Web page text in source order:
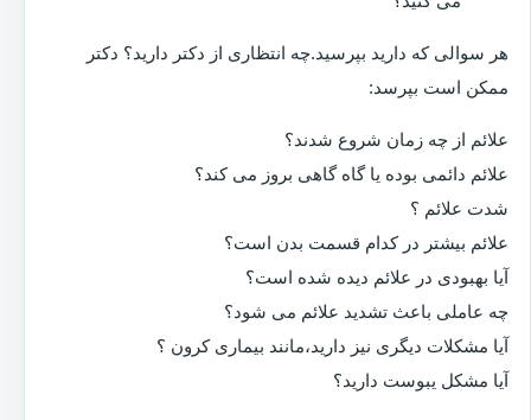
هر سوالی که دارید بپرسید.چه انتظاری از دکتر دارید؟ دکتر
ممکن است بپرسد:
علائم از چه زمان شروع شدند؟
علائم دائمی بوده یا گاه گاهی بروز می کند؟
شدت علائم ؟
علائم بیشتر در کدام قسمت بدن است؟
آیا بهبودی در علائم دیده شده است؟
چه عاملی باعث تشدید علائم می شود؟
آیا مشکلات دیگری نیز دارید،مانند بیماری کرون ؟
آیا مشکل یبوست دارید؟